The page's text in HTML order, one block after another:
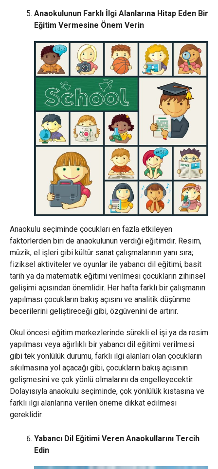
Anaokulunun Farklı İlgi Alanlarına Hitap Eden Bir
Eğitim Vermesine Önem Verin
Anaokulu seçiminde çocukları en fazla etkileyen
faktörlerden biri de anaokulunun verdiği eğitimdir. Resim,
müzik, el işleri gibi kültür sanat çalışmalarının yanı sıra;
fiziksel aktiviteler ve oyunlar ile yabancı dil eğitimi, basit
tarih ya da matematik eğitimi verilmesi çocukların zihinsel
gelişimi açısından önemlidir. Her hafta farklı bir çalışmanın
yapılması çocukların bakış açısını ve analitik düşünme
becerilerini geliştireceği gibi, özgüvenini de artırır.
Okul öncesi eğitim merkezlerinde sürekli el işi ya da resim
yapılması veya ağırlıklı bir yabancı dil eğitimi verilmesi
gibi tek yönlülük durumu, farklı ilgi alanları olan çocukların
sıkılmasına yol açacağı gibi, çocukların bakış açısının
gelişmesini ve çok yönlü olmalarını da engelleyecektir.
Dolayısıyla anaokulu seçiminde, çok yönlülük kıstasına ve
farklı ilgi alanlarına verilen öneme dikkat edilmesi
gereklidir.
Yabancı Dil Eğitimi Veren Anaokullarını Tercih
Edin